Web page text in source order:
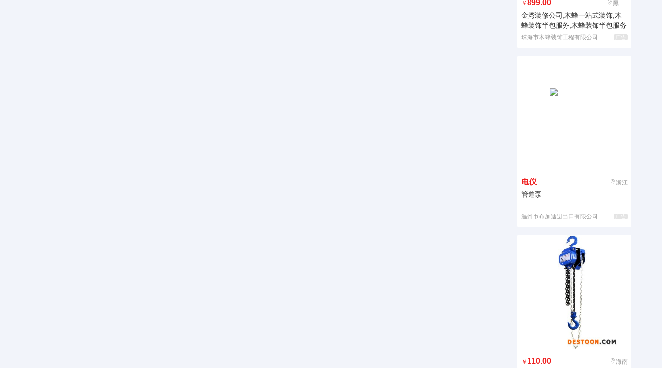
￥ 899.00 黑龙江
金湾装修公司,木蜂一站式装饰,木
蜂装饰半包服务,木蜂装饰半包服务
珠海市木蜂装饰工程有限公司 广告
电仪 浙江
管道泵
温州市布加迪进出口有限公司 广告
￥ 110.00 海南